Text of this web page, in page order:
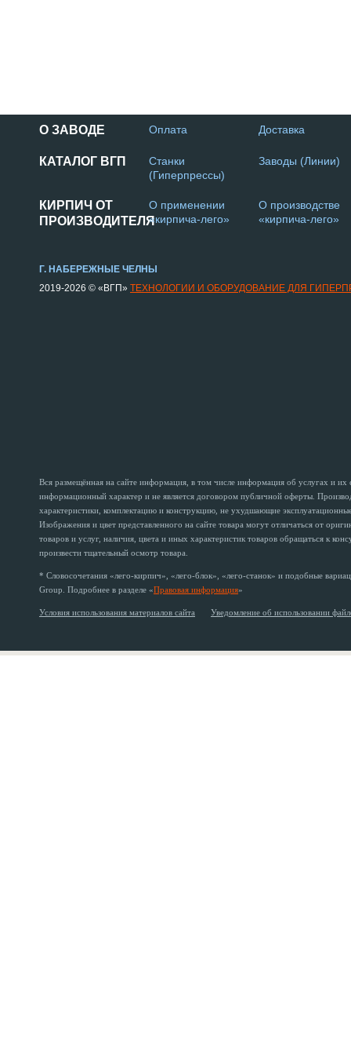
О ЗАВОДЕ Оплата Доставка
КАТАЛОГ ВГП
Станки
(Гиперпрессы)
Заводы (Линии)
КИРПИЧ ОТ
ПРОИЗВОДИТЕЛЯ
О применении
«кирпича-лего»
О производстве
«кирпича-лего»
Г. НАБЕРЕЖНЫЕ ЧЕЛНЫ
2019-2026 © «ВГП» ТЕХНОЛОГИИ И ОБОРУДОВАНИЕ ДЛЯ
Вся размещённая на сайте информация, в том числе информация об услугах и
информационный характер и не является договором публичной оферты.
характеристики, комплектацию и конструкцию, не ухудшающие
Изображения и цвет представленного на сайте товара могут отличаться от
товаров и услуг, наличия, цвета и иных характеристик товаров обращаться к
произвести тщательный осмотр товара.
* Словосочетания «лего-кирпич», «лего-блок», «лего-станок» и подобные
Group. Подробнее в разделе «Правовая информация»
Условия использования материалов сайта Уведомление об использовании